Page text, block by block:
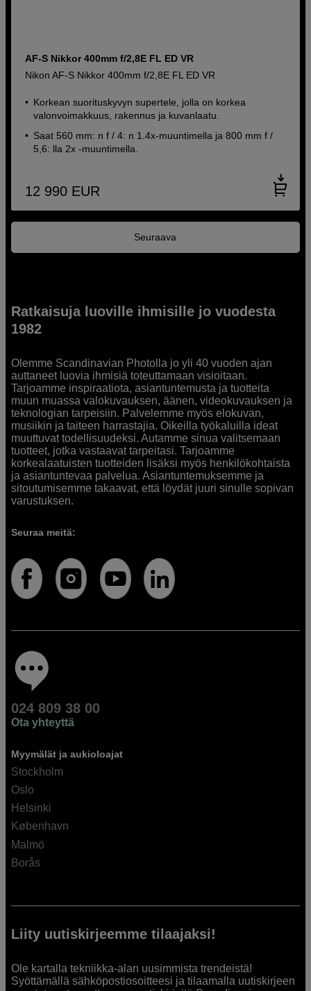
AF-S Nikkor 400mm f/2,8E FL ED VR
Nikon AF-S Nikkor 400mm f/2,8E FL ED VR
Korkean suorituskyvyn supertele, jolla on korkea
valonvoimakkuus, rakennus ja kuvanlaatu.
Saat 560 mm: n f / 4: n 1.4x-muuntimella ja 800 mm f /
5,6: lla 2x -muuntimella.
12 990 EUR
Seuraava
Ratkaisuja luoville ihmisille jo vuodesta
1982
Olemme Scandinavian Photolla jo yli 40 vuoden ajan
auttaneet luovia ihmisiä toteuttamaan visioitaan.
Tarjoamme inspiraatiota, asiantuntemusta ja tuotteita
muun muassa valokuvauksen, äänen, videokuvauksen ja
teknologian tarpeisiin. Palvelemme myös elokuvan,
musiikin ja taiteen harrastajia. Oikeilla työkaluilla ideat
muuttuvat todellisuudeksi. Autamme sinua valitsemaan
tuotteet, jotka vastaavat tarpeitasi. Tarjoamme
korkealaatuisten tuotteiden lisäksi myös henkilökohtaista
ja asiantuntevaa palvelua. Asiantuntemuksemme ja
sitoutumisemme takaavat, että löydät juuri sinulle sopivan
varustuksen.
Seuraa meitä:
024 809 38 00
Ota yhteyttä
Myymälät ja aukioloajat
Stockholm
Oslo
Helsinki
København
Malmö
Borås
Liity uutiskirjeemme tilaajaksi!
Ole kartalla tekniikka-alan uusimmista trendeistä!
Syöttämällä sähköpostiosoitteesi ja tilaamalla uutiskirjeen